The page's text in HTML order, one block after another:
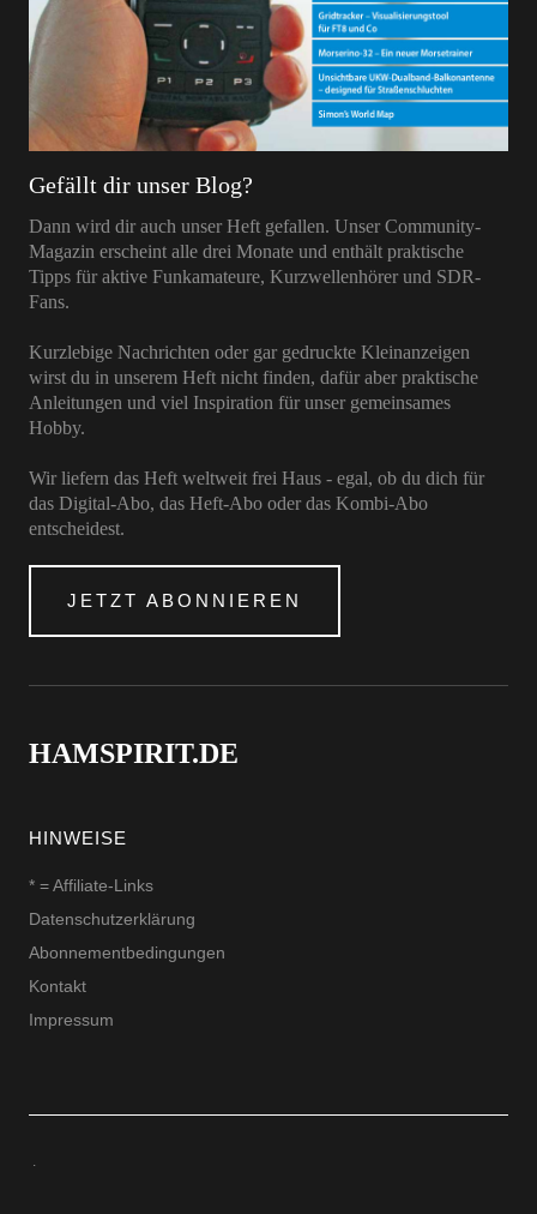
Gefällt dir unser Blog?
Dann wird dir auch unser Heft gefallen. Unser Community-
Magazin erscheint alle drei Monate und enthält praktische
Tipps für aktive Funkamateure, Kurzwellenhörer und SDR-
Fans.
Kurzlebige Nachrichten oder gar gedruckte Kleinanzeigen
wirst du in unserem Heft nicht finden, dafür aber praktische
Anleitungen und viel Inspiration für unser gemeinsames
Hobby.
Wir liefern das Heft weltweit frei Haus - egal, ob du dich für
das Digital-Abo, das Heft-Abo oder das Kombi-Abo
entscheidest.
JETZT ABONNIEREN
HAMSPIRIT.DE
HINWEISE
* = Affiliate-Links
Datenschutzerklärung
Abonnementbedingungen
Kontakt
Impressum